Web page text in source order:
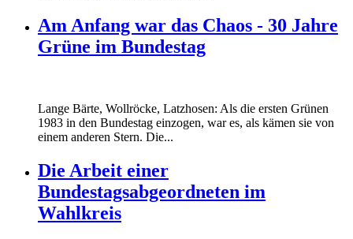
Am Anfang war das Chaos - 30 Jahre
Grüne im Bundestag
Lange Bärte, Wollröcke, Latzhosen: Als die ersten Grünen
1983 in den Bundestag einzogen, war es, als kämen sie von
einem anderen Stern. Die...
Die Arbeit einer
Bundestagsabgeordneten im
Wahlkreis